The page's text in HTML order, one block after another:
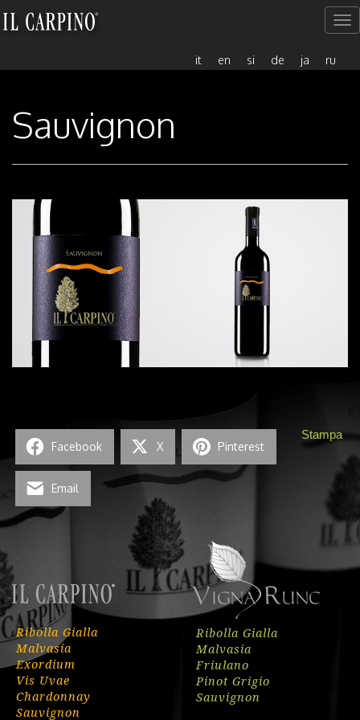
del
it en si de ja ru
Sauvignon
Stampa
Facebook X Pinterest
Email
Ribolla Gialla
Malvasia
Exordium
Vis Uvae
Chardonnay
Sauvignon
Ribolla Gialla
Malvasia
Friulano
Pinot Grigio
Sauvignon